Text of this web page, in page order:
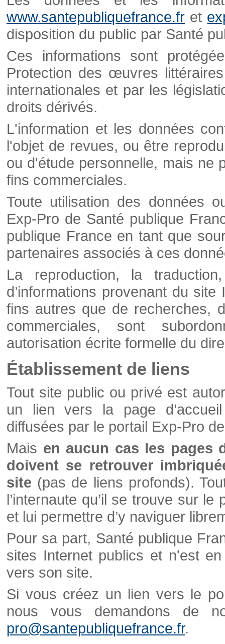
www.santepubliquefrance.fr et
disposition du public par Santé
Ces informations sont
Protection des œuvres
internationales et par les
droits dérivés.
L'information et les données
l'objet de revues, ou être
ou d'étude personnelle, mais ne
fins commerciales.
Toute utilisation des données
Exp-Pro de Santé publique
publique France en tant que
partenaires associés à ces
La reproduction, la
d’informations provenant du
fins autres que de recherches,
commerciales, sont
autorisation écrite formelle du
Établissement de liens
Tout site public ou privé est
un lien vers la page
diffusées par le portail Exp-Pro
Mais en aucun cas les pages
doivent se retrouver
site (pas de liens profonds).
l’internaute qu’il se trouve sur
et lui permettre d’y naviguer
Pour sa part, Santé publique
sites Internet publics et n'est
vers son site.
Si vous créez un lien vers le
nous vous demandons de
pro@santepubliquefrance.fr.